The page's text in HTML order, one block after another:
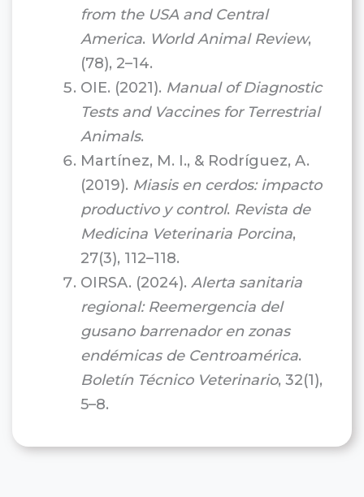
from the USA and Central
America. World Animal Review,
(78), 2–14.
OIE. (2021). Manual of Diagnostic
Tests and Vaccines for Terrestrial
Animals.
Martínez, M. I., & Rodríguez, A.
(2019). Miasis en cerdos: impacto
productivo y control. Revista de
Medicina Veterinaria Porcina,
27(3), 112–118.
OIRSA. (2024). Alerta sanitaria
regional: Reemergencia del
gusano barrenador en zonas
endémicas de Centroamérica.
Boletín Técnico Veterinario, 32(1),
5–8.